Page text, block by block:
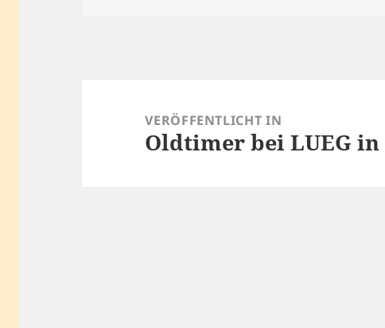
VERÖFFENTLICHT IN
Oldtimer bei LUEG in